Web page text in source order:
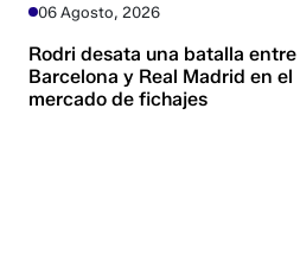
06 Agosto, 2026
Rodri desata una batalla entre
Barcelona y Real Madrid en el
mercado de fichajes